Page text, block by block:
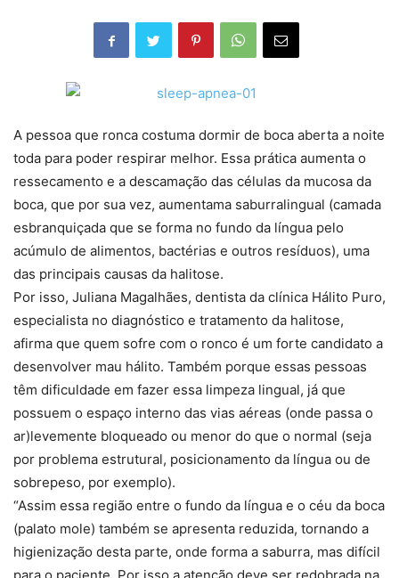
A pessoa que ronca costuma dormir de boca aberta a noite
toda para poder respirar melhor. Essa prática aumenta o
ressecamento e a descamação das células da mucosa da
boca, que por sua vez, aumentama saburralingual (camada
esbranquiçada que se forma no fundo da língua pelo
acúmulo de alimentos, bactérias e outros resíduos), uma
das principais causas da halitose.
Por isso, Juliana Magalhães, dentista da clínica Hálito Puro,
especialista no diagnóstico e tratamento da halitose,
afirma que quem sofre com o ronco é um forte candidato a
desenvolver mau hálito. Também porque essas pessoas
têm dificuldade em fazer essa limpeza lingual, já que
possuem o espaço interno das vias aéreas (onde passa o
ar)levemente bloqueado ou menor do que o normal (seja
por problema estrutural, posicionamento da língua ou de
sobrepeso, por exemplo).
“Assim essa região entre o fundo da língua e o céu da boca
(palato mole) também se apresenta reduzida, tornando a
higienização desta parte, onde forma a saburra, mas difícil